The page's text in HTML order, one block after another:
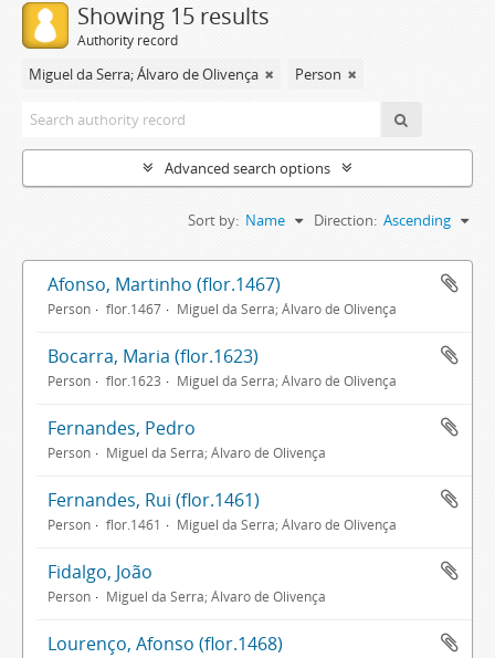
Showing 15 results
Authority record
Miguel da Serra; Álvaro de Olivença Person
Advanced search options
Sort by: Name Direction: Ascending
Afonso, Martinho (flor.1467)
Person flor.1467 Miguel da Serra; Álvaro de Olivença
Bocarra, Maria (flor.1623)
Person flor.1623 Miguel da Serra; Álvaro de Olivença
Fernandes, Pedro
Person Miguel da Serra; Álvaro de Olivença
Fernandes, Rui (flor.1461)
Person flor.1461 Miguel da Serra; Álvaro de Olivença
Fidalgo, João
Person Miguel da Serra; Álvaro de Olivença
Lourenço, Afonso (flor.1468)